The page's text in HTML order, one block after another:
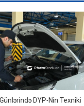
DYP-Nin Texniki